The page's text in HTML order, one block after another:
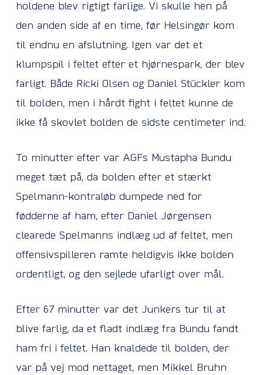
holdene blev rigtigt farlige. Vi skulle hen på
den anden side af en time, før Helsingør kom
til endnu en afslutning. Igen var det et
klumpspil i feltet efter et hjørnespark, der blev
farligt. Både Ricki Olsen og Daniel Stückler kom
til bolden, men i hårdt fight i feltet kunne de
ikke få skovlet bolden de sidste centimeter ind.
To minutter efter var AGFs Mustapha Bundu
meget tæt på, da bolden efter et stærkt
Spelmann-kontraløb dumpede ned for
fødderne af ham, efter Daniel Jørgensen
clearede Spelmanns indlæg ud af feltet, men
offensivspilleren ramte heldigvis ikke bolden
ordentligt, og den sejlede ufarligt over mål.
Efter 67 minutter var det Junkers tur til at
blive farlig, da et fladt indlæg fra Bundu fandt
ham fri i feltet. Han knaldede til bolden, der
var på vej mod nettaget, men Mikkel Bruhn